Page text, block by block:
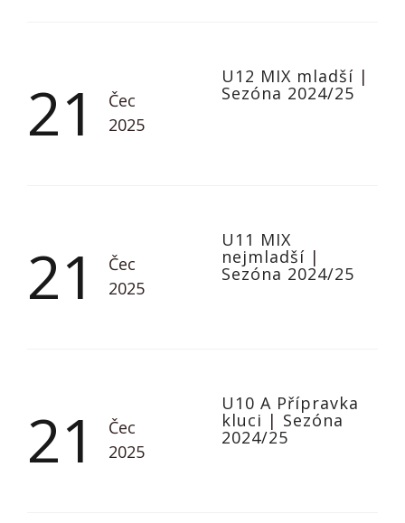
21
Čec
2025
U12 MIX mladší |
Sezóna 2024/25
21
Čec
2025
U11 MIX
nejmladší |
Sezóna 2024/25
21
Čec
2025
U10 A Přípravka
kluci | Sezóna
2024/25